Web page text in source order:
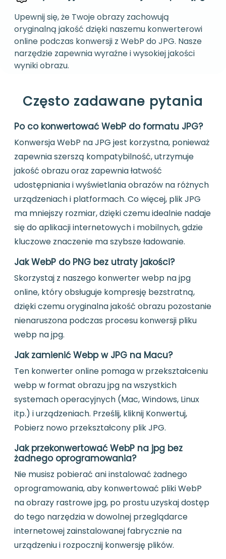
Upewnij się, że Twoje obrazy zachowują
oryginalną jakość dzięki naszemu konwerterowi
online podczas konwersji z WebP do JPG. Nasze
narzędzie zapewnia wyraźne i wysokiej jakości
wyniki obrazu.
Często zadawane pytania
Po co konwertować WebP do formatu JPG?
Konwersja WebP na JPG jest korzystna, ponieważ
zapewnia szerszą kompatybilność, utrzymuje
jakość obrazu oraz zapewnia łatwość
udostępniania i wyświetlania obrazów na różnych
urządzeniach i platformach. Co więcej, plik JPG
ma mniejszy rozmiar, dzięki czemu idealnie nadaje
się do aplikacji internetowych i mobilnych, gdzie
kluczowe znaczenie ma szybsze ładowanie.
Jak WebP do PNG bez utraty jakości?
Skorzystaj z naszego konwerter webp na jpg
online, który obsługuje kompresję bezstratną,
dzięki czemu oryginalna jakość obrazu pozostanie
nienaruszona podczas procesu konwersji pliku
webp na jpg.
Jak zamienić Webp w JPG na Macu?
Ten konwerter online pomaga w przekształceniu
webp w format obrazu jpg na wszystkich
systemach operacyjnych (Mac, Windows, Linux
itp.) i urządzeniach. Prześlij, kliknij Konwertuj,
Pobierz nowo przekształcony plik JPG.
Jak przekonwertować WebP na jpg bez
żadnego oprogramowania?
Nie musisz pobierać ani instalować żadnego
oprogramowania, aby konwertować pliki WebP
na obrazy rastrowe jpg, po prostu uzyskaj dostęp
do tego narzędzia w dowolnej przeglądarce
internetowej zainstalowanej fabrycznie na
urządzeniu i rozpocznij konwersję plików.